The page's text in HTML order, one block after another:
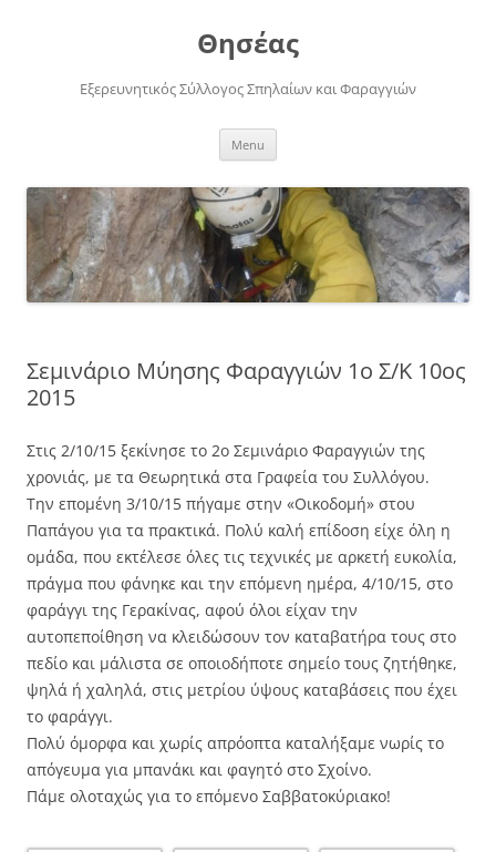
Θησέας
Εξερευνητικός Σύλλογος Σπηλαίων και Φαραγγιών
Menu
Σεμινάριο Μύησης Φαραγγιών 1ο Σ/Κ 10ος
2015
Στις 2/10/15 ξεκίνησε το 2ο Σεμινάριο Φαραγγιών της
χρονιάς, με τα Θεωρητικά στα Γραφεία του Συλλόγου.
Την επομένη 3/10/15 πήγαμε στην «Οικοδομή» στου
Παπάγου για τα πρακτικά. Πολύ καλή επίδοση είχε όλη η
ομάδα, που εκτέλεσε όλες τις τεχνικές με αρκετή ευκολία,
πράγμα που φάνηκε και την επόμενη ημέρα, 4/10/15, στο
φαράγγι της Γερακίνας, αφού όλοι είχαν την
αυτοπεποίθηση να κλειδώσουν τον καταβατήρα τους στο
πεδίο και μάλιστα σε οποιοδήποτε σημείο τους ζητήθηκε,
ψηλά ή χαληλά, στις μετρίου ύψους καταβάσεις που έχει
το φαράγγι.
Πολύ όμορφα και χωρίς απρόοπτα καταλήξαμε νωρίς το
απόγευμα για μπανάκι και φαγητό στο Σχοίνο.
Πάμε ολοταχώς για το επόμενο Σαββατοκύριακο!